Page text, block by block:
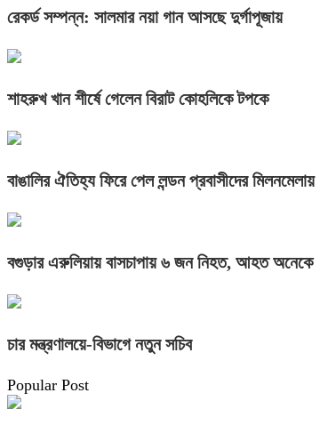
রেকর্ড সম্পন্ন: সালমার নয়া গান আসছে দুর্গাপূজায়
শাহরুখ খান শীর্ষে গেলেন বিরাট কোহলিকে টপকে
বাঙালির ঐতিহ্য ফিরে পেল লন্ডন প্রবাসীদের মিলনমেলায়
বগুড়ার এরুলিয়ায় বাসচাপায় ৬ জন নিহত, আহত অনেকে
চার মন্ত্রণালয়ে-বিভাগে নতুন সচিব
Popular Post